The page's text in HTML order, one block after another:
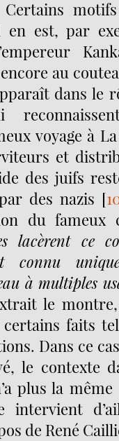
en est, par
au
dans le
voyage à
et
des juifs
des nazis [
du
lacèrent ce
connu
à multiples
le
faits
Dans ce
le contexte
plus la
intervient
de René